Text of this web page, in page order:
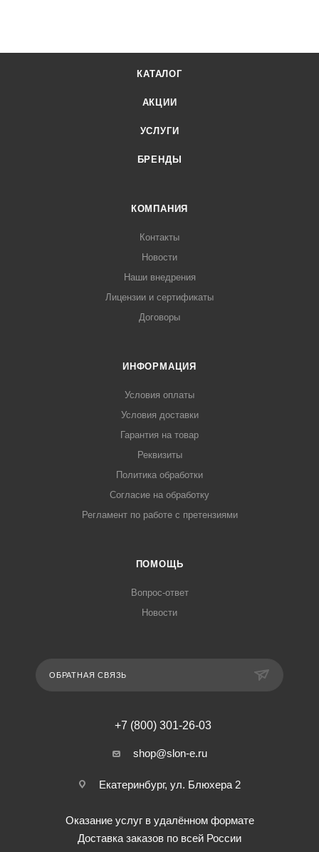
КАТАЛОГ
АКЦИИ
УСЛУГИ
БРЕНДЫ
КОМПАНИЯ
Контакты
Новости
Наши внедрения
Лицензии и сертификаты
Договоры
ИНФОРМАЦИЯ
Условия оплаты
Условия доставки
Гарантия на товар
Реквизиты
Политика обработки
Согласие на обработку
Регламент по работе с претензиями
ПОМОЩЬ
Вопрос-ответ
Новости
ОБРАТНАЯ СВЯЗЬ
+7 (800) 301-26-03
shop@slon-e.ru
Екатеринбург, ул. Блюхера 2
Оказание услуг в удалённом формате
Доставка заказов по всей России